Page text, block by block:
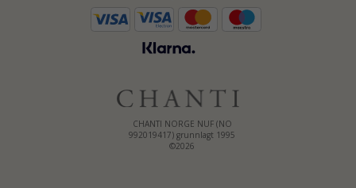
CHANTI NORGE NUF (NO
992019417) grunnlagt 1995
©2026